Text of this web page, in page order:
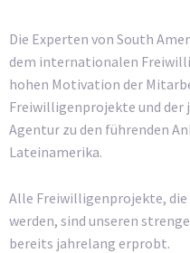
Die Experten von South
dem internationalen
hohen Motivation der
Freiwilligenprojekte und
Agentur zu den führenden
Lateinamerika.
Alle Freiwilligenprojekte,
werden, sind unseren
bereits jahrelang erprobt.